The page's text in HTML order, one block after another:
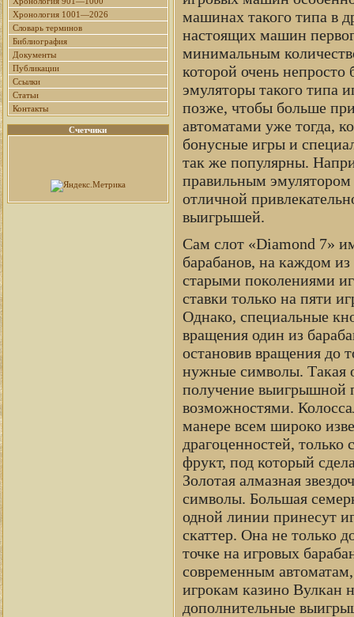
Хронология 1001—2026
Словарь терминов
Библиография
Документы
Публикации
Ссылки
Статьи
Контакты
Счетчики
машинах такого типа в
настоящих машин
минимальным
которой очень
эмуляторы такого типа
позже, чтобы больше
автоматами уже тогда,
бонусные игры и
так же популярны.
правильным эмулятором
отличной
выигрышей.
Сам слот «Diamond 7»
барабанов, на каждом
старыми поколениями
ставки только на пяти
Однако, специальные
вращения один из
остановив вращения до
нужные символы. Такая
получение выигрышной
возможностями.
манере всем широко
драгоценностей,
фрукт, под который
Золотая алмазная
символы. Большая
одной линии принесут
скаттер. Она не только
точке на игровых
современным
игрокам казино Вулкан
дополнительные